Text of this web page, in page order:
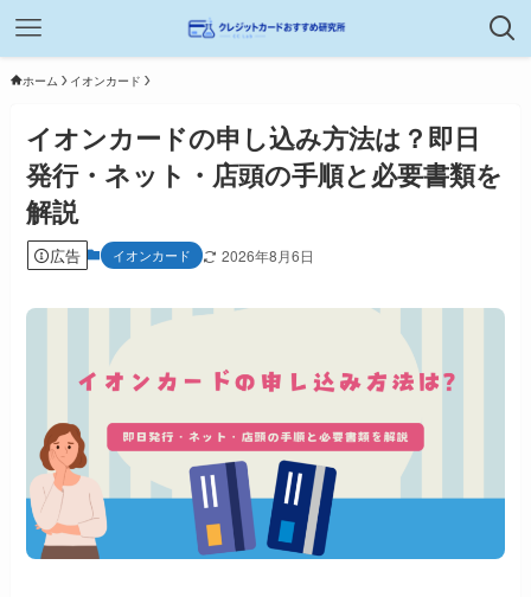
ホーム イオンカード
イオンカードの申し込み方法は？即日
発行・ネット・店頭の手順と必要書類を
解説
広告 イオンカード 2026年8月6日